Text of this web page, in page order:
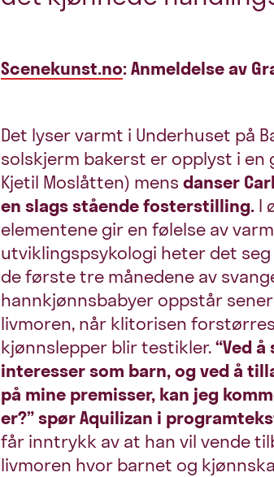
Scenekunst.no: Anmeldelse av
Det lyser varmt i Underhuset på
solskjerm bakerst er opplyst i en
Kjetil Moslåtten) mens danser
en slags stående fosterstilling. I
elementene gir en følelse av
utviklingspsykologi heter det
de første tre månedene av
hannkjønnsbabyer oppstår
livmoren, når klitorisen
kjønnslepper blir testikler.“Ved
interesser som barn, og ved å
på mine premisser, kan jeg
er?” spør Aquilizan i
får inntrykk av at han vil vende
livmoren hvor barnet og